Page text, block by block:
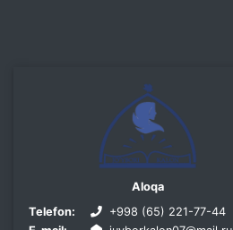
Aloqa
Telefon:
+998 (65) 221-77-44